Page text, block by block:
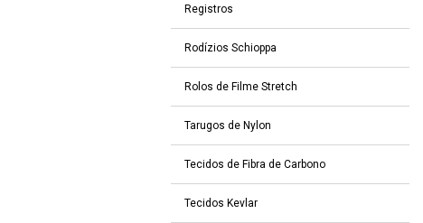
Registros
Rodízios Schioppa
Rolos de Filme Stretch
Tarugos de Nylon
Tecidos de Fibra de Carbono
Tecidos Kevlar